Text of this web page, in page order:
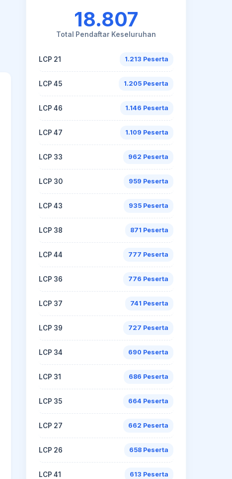
18.807
Total Pendaftar Keseluruhan
LCP 21 1.213 Peserta
LCP 45 1.205 Peserta
LCP 46 1.146 Peserta
LCP 47 1.109 Peserta
LCP 33 962 Peserta
LCP 30 959 Peserta
LCP 43 935 Peserta
LCP 38 871 Peserta
LCP 44 777 Peserta
LCP 36 776 Peserta
LCP 37 741 Peserta
LCP 39 727 Peserta
LCP 34 690 Peserta
LCP 31 686 Peserta
LCP 35 664 Peserta
LCP 27 662 Peserta
LCP 26 658 Peserta
LCP 41 613 Peserta